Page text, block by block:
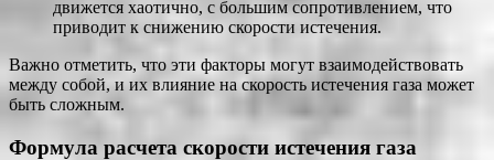
движется хаотично, с большим сопротивлением, что
приводит к снижению скорости истечения.
Важно отметить, что эти факторы могут взаимодействовать
между собой, и их влияние на скорость истечения газа может
быть сложным.
Формула расчета скорости истечения газа